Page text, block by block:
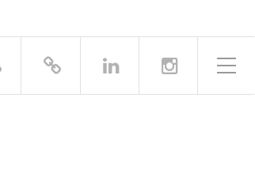
Alternar el menú lateral